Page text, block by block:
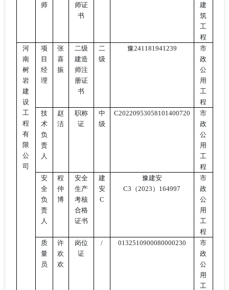
师
师证
书
建
筑
工
程
河
南
树
岩
建
设
工
程
有
限
公
司
项
目
经
理
张
喜
振
二级
建造
师注
册证
书
二
级
豫241181941239
市
政
公
用
工
程
技
术
负
责
人
赵
洁
职称
证
中
级
C20220953058101400720
市
政
公
用
工
程
安
全
负
责
人
程
仲
博
安全
生产
考核
合格
证书
建
安
C
豫建安
C3（2023）164997
市
政
公
用
工
程
质
量
员
许
欢
欢
岗位
证
/ 0132510900080000230
市
政
公
用
工